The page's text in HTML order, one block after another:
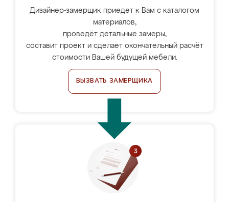
Дизайнер-замерщик приедет к Вам с каталогом
материалов,
проведёт детальные замеры,
составит проект и сделает окончательный расчёт
стоимости Вашей будущей мебели.
ВЫЗВАТЬ ЗАМЕРЩИКА